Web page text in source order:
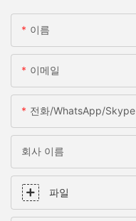
이름
이메일
전화/WhatsApp/Skype
회사 이름
파일